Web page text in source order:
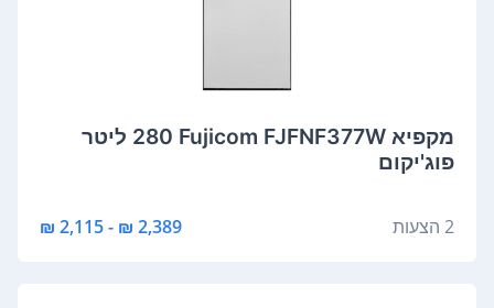
מקפיא Fujicom FJFNF377W ‏280 ‏ליטר
פוג'יקום
2 הצעות 2,389 ₪ - 2,115 ₪